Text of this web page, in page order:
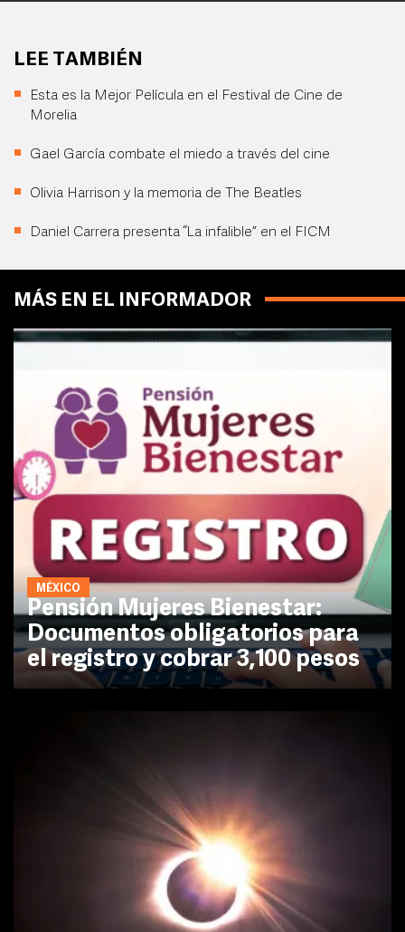
LEE TAMBIÉN
Esta es la Mejor Película en el Festival de Cine de
Morelia
Gael García combate el miedo a través del cine
Olivia Harrison y la memoria de The Beatles
Daniel Carrera presenta “La infalible” en el FICM
MÁS EN EL INFORMADOR
MÉXICO
Pensión Mujeres Bienestar:
Documentos obligatorios para
el registro y cobrar 3,100 pesos